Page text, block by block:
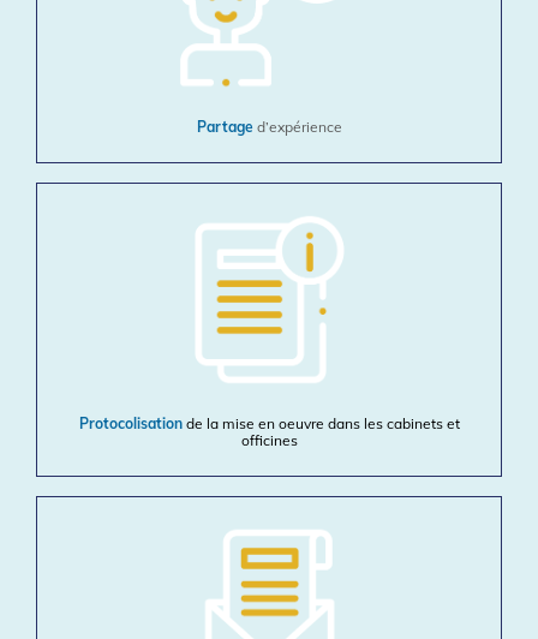
Partage d’expérience
Protocolisationde la mise en oeuvre dans les cabinets et
officines